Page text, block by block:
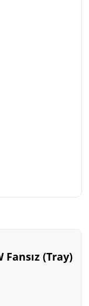
Fansız (Tray)